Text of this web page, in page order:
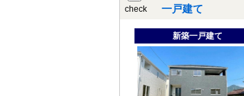
check
一戸建て
新築一戸建て